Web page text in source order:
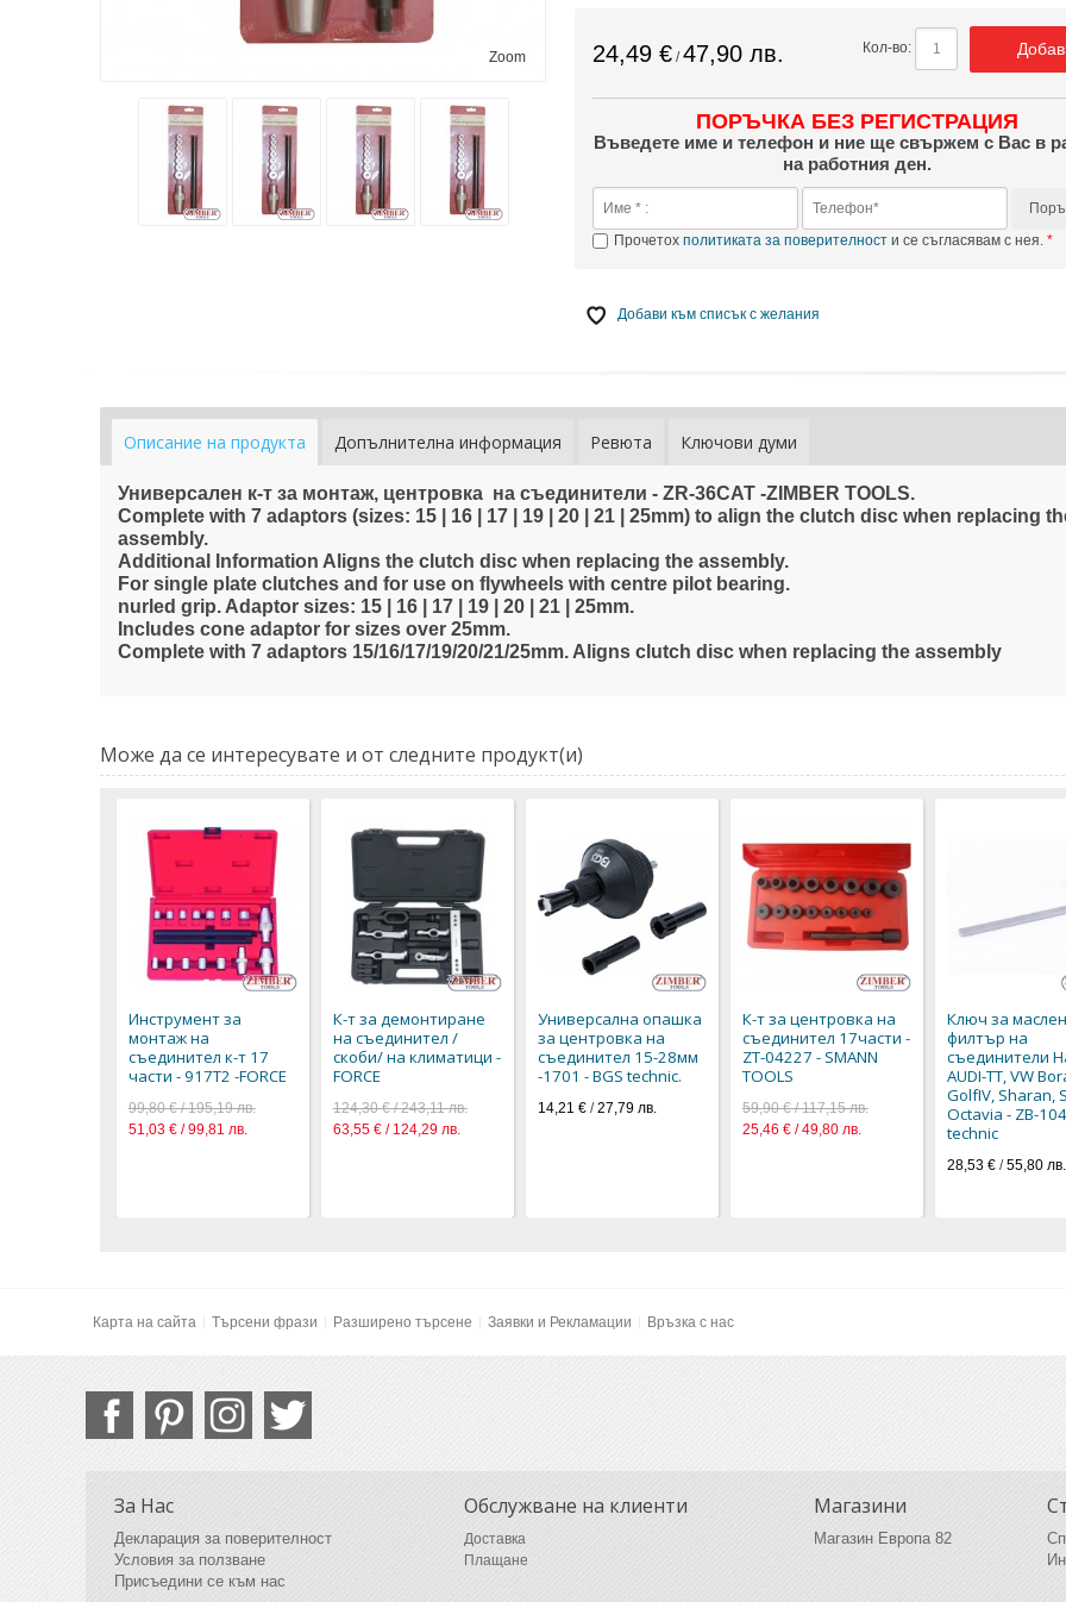
Zoom 24,49 € /47,90 лв. Кол-во:
ПОРЪЧКА БЕЗ РЕГИСТРАЦИЯ
Въведете име и телефон и ние ще свържем с Вас в
на работния ден.
Прочетохполитиката за поверителност и се съгласявам с нея.
Добави към списък с желания
Описание на продукта Допълнителна информация Ревюта Ключови думи
Универсален к-т за монтаж, центровка на съединители - ZR-36CAT -ZIMBER TOOLS.
Complete with 7 adaptors (sizes: 15 | 16 | 17 | 19 | 20 | 21 | 25mm) to align the clutch disc when replacing
assembly.
Additional Information Aligns the clutch disc when replacing the assembly.
For single plate clutches and for use on flywheels with centre pilot bearing.
nurled grip. Adaptor sizes: 15 | 16 | 17 | 19 | 20 | 21 | 25mm.
Includes cone adaptor for sizes over 25mm.
Complete with 7 adaptors 15/16/17/19/20/21/25mm. Aligns clutch disc when replacing the assembly
Може да се интересувате и от следните продукт(и)
Инструмент за
монтаж на
съединител к-т 17
части - 917T2 -FORCE
99,80 € / 195,19 лв.
51,03 € / 99,81 лв.
К-т за демонтиране
на съединител /
скоби/ на климатици -
FORCE
124,30 € / 243,11 лв.
63,55 € / 124,29 лв.
Универсална опашка
за центровка на
съединител 15-28мм
-1701 - BGS technic.
14,21 €/27,79 лв.
К-т за центровка на
съединител 17части -
ZT-04227 - SMANN
TOOLS
59,90 € / 117,15 лв.
25,46 € / 49,80 лв.
Ключ за маслен
филтър на
съединители
AUDI-TT, VW
GolfIV, Sharan,
Octavia - ZB-
technic
28,53 €/55,80 лв.
Карта на сайта Търсени фрази Разширено търсене Заявки и Рекламации Връзка с нас
За Нас
Декларация за поверителност
Условия за ползване
Присъедини се към нас
Обслужване на клиенти
Доставка
Плащане
Магазини
Магазин Европа 82